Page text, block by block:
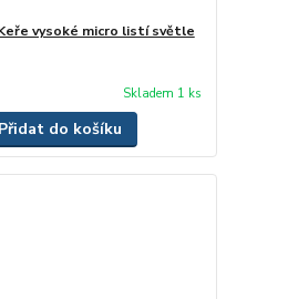
vysoké micro listí světle
Skladem 1 ks
Přidat do košíku